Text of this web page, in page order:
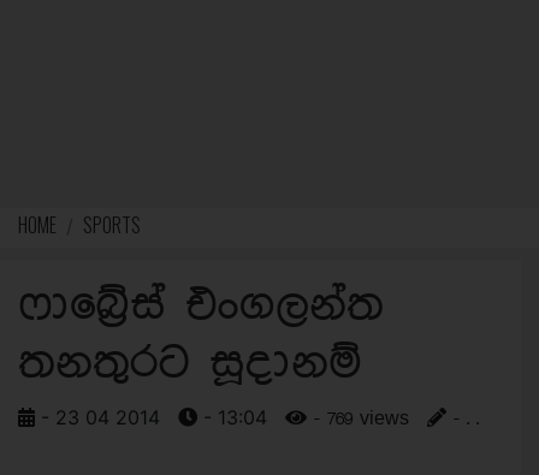
HOME SPORTS
ෆාබ්‍රේස් එංගලන්ත
තනතුරට සූදානම්
- 23 04 2014 - 13:04 - 769 views - . .